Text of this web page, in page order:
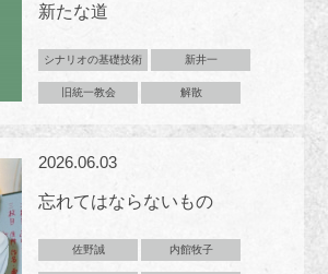
新たな道
シナリオの基礎技術 新井一
旧統一教会 解散
2026.06.03
忘れてはならないもの
佐野誠 内館牧子